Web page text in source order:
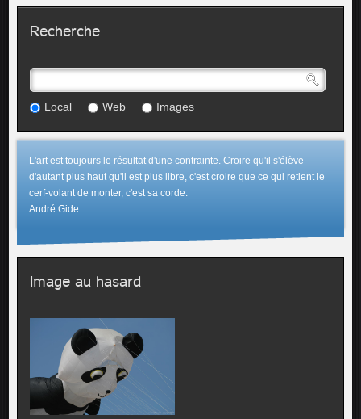
Recherche
Local Web Images
L'art est toujours le résultat d'une contrainte. Croire qu'il s'élève
d'autant plus haut qu'il est plus libre, c'est croire que ce qui retient le
cerf-volant de monter, c'est sa corde.
André Gide
Image au hasard